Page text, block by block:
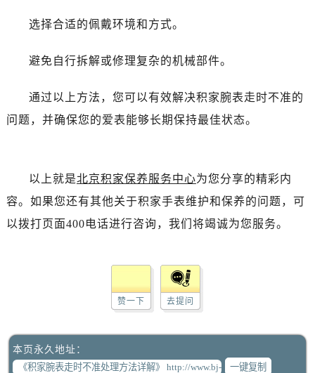
选择合适的佩戴环境和方式。
避免自行拆解或修理复杂的机械部件。
通过以上方法，您可以有效解决积家腕表走时不准的
问题，并确保您的爱表能够长期保持最佳状态。
以上就是北京积家保养服务中心为您分享的精彩内
容。如果您还有其他关于积家手表维护和保养的问题，可
以拨打页面400电话进行咨询，我们将竭诚为您服务。
赞一下 去提问
本页永久地址：
一键复制